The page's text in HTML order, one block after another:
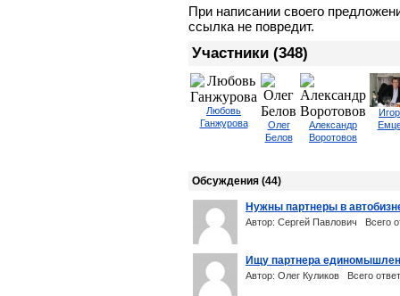
При написании своего
ссылка не повредит.
Участники (348)
Любовь
Ганжурова
Олег
Белов
Александр
Воротовов
Обсуждения (44)
Нужны партнеры в
Автор: Сергей Павлович Всего
Ищу партнера
Автор: Олег Куликов Всего